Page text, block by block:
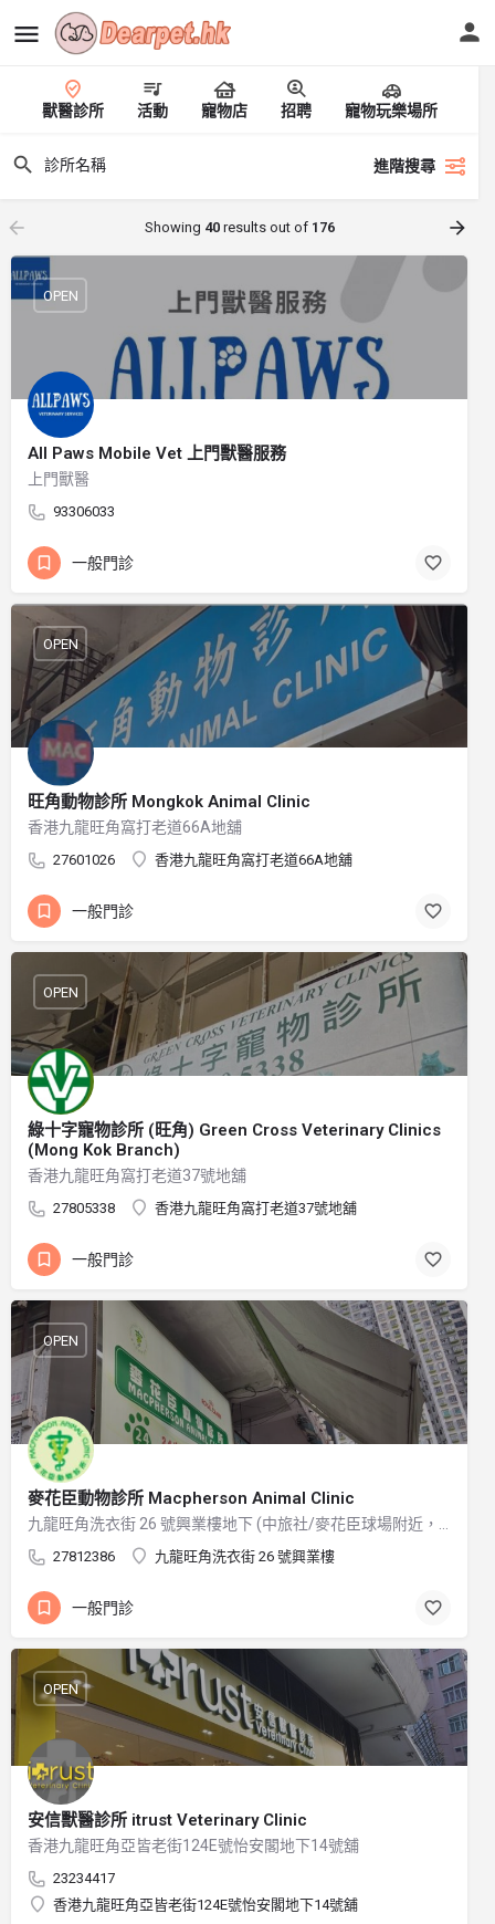
獸醫診所 活動 寵物店 招聘 寵物玩樂場所
進階搜尋
Showing 40results out of 176
All Paws Mobile Vet 上門獸醫服務
上門獸醫
93306033
OPEN
一般門診
旺角動物診所 Mongkok Animal Clinic
香港九龍旺角窩打老道66A地舖
27601026 香港九龍旺角窩打老道66A地舖
OPEN
一般門診
綠十字寵物診所 (旺角) Green Cross Veterinary Clinics
(Mong Kok Branch)
香港九龍旺角窩打老道37號地舖
27805338 香港九龍旺角窩打老道37號地舖
OPEN
一般門診
麥花臣動物診所 Macpherson Animal Clinic
27812386 九龍旺角洗衣街 26 號興業樓
OPEN
一般門診
安信獸醫診所 itrust Veterinary Clinic
香港九龍旺角亞皆老街124E號怡安閣地下14號舖
23234417
香港九龍旺角亞皆老街124E號怡安閣地下14號舖
OPEN